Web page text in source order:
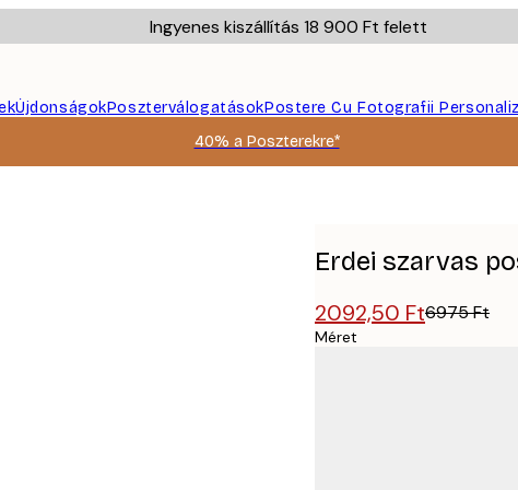
Ingyenes kiszállítás 18 900 Ft felett
ÚjdonságokPoszterválogatásokPostere Cu Fotografii
40% a Poszterekre*
Erdei szarvas
2092,50 Ft6975 Ft
Méret